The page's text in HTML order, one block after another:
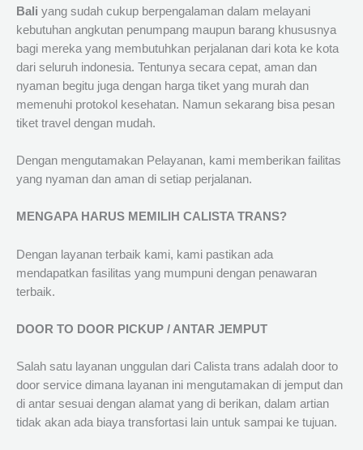
Bali yang sudah cukup berpengalaman dalam melayani
kebutuhan angkutan penumpang maupun barang khususnya
bagi mereka yang membutuhkan perjalanan dari kota ke kota
dari seluruh indonesia. Tentunya secara cepat, aman dan
nyaman begitu juga dengan harga tiket yang murah dan
memenuhi protokol kesehatan. Namun sekarang bisa pesan
tiket travel dengan mudah.
Dengan mengutamakan Pelayanan, kami memberikan failitas
yang nyaman dan aman di setiap perjalanan.
MENGAPA HARUS MEMILIH CALISTA TRANS?
Dengan layanan terbaik kami, kami pastikan ada
mendapatkan fasilitas yang mumpuni dengan penawaran
terbaik.
DOOR TO DOOR PICKUP / ANTAR JEMPUT
Salah satu layanan unggulan dari Calista trans adalah door to
door service dimana layanan ini mengutamakan di jemput dan
di antar sesuai dengan alamat yang di berikan, dalam artian
tidak akan ada biaya transfortasi lain untuk sampai ke tujuan.